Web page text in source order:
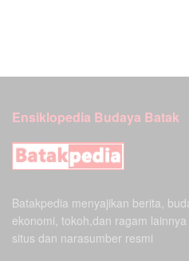
Ensiklopedia Budaya Batak
Batakpedia menyajikan berita,
ekonomi, tokoh,dan ragam
situs dan narasumber resmi